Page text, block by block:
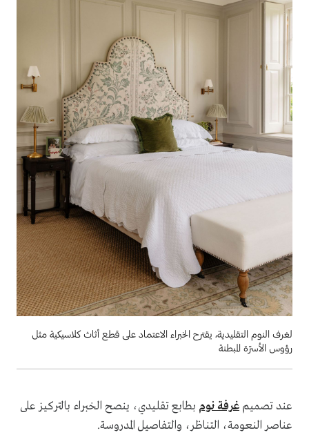
لغرف النوم التقليدية، يقترح الخبراء الاعتماد على قطع أثاث كلاسيكية مثل
رؤوس الأسرّة المبطنة
عند تصميم غرفة نوم بطابع تقليدي، ينصح الخبراء بالتركيز على
عناصر النعومة، التناظر، والتفاصيل المدروسة.